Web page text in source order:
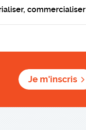
commercialiser
Je m'inscris